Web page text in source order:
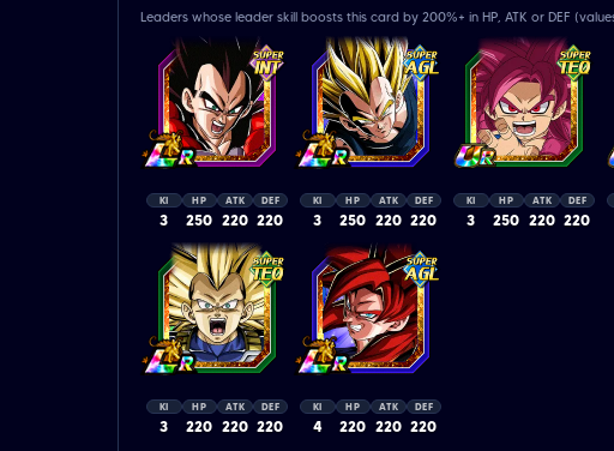
Leaders whose leader skill boosts this card by 200%+ in HP, ATK or DEF
KI
3
HP
250
ATK
220
DEF
220
KI
3
HP
250
ATK
220
DEF
220
KI
3
HP
250
ATK
220
DEF
220
KI
3
HP
220
ATK
220
DEF
220
KI
4
HP
220
ATK
220
DEF
220